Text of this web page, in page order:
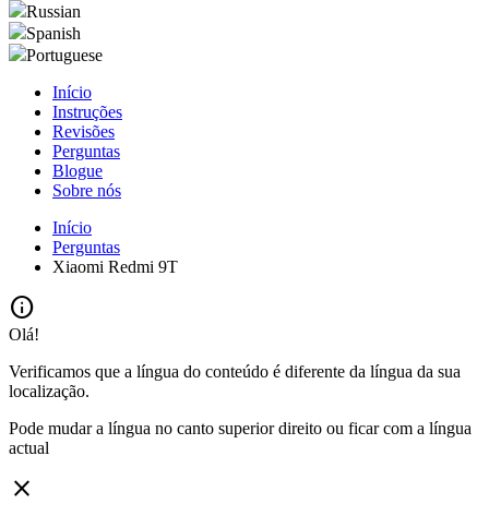
Russian
Spanish
Portuguese
Início
Instruções
Revisões
Perguntas
Blogue
Sobre nós
Início
Perguntas
Xiaomi Redmi 9T
info
Olá!
Verificamos que a língua do conteúdo é diferente da língua da sua
localização.
Pode mudar a língua no canto superior direito ou ficar com a língua
actual
close